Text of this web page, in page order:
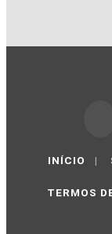
INÍCIO |
TERMOS